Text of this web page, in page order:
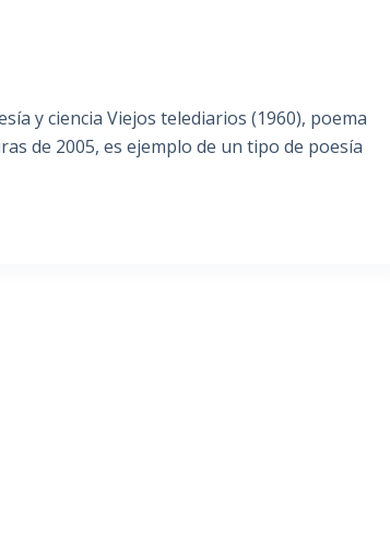
y ciencia Viejos telediarios (1960), poema
de 2005, es ejemplo de un tipo de poesía